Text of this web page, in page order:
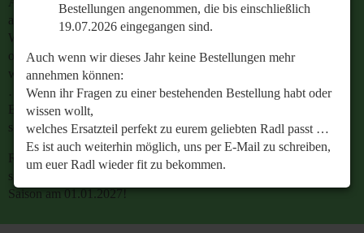
Bestellungen angenommen, die bis einschließlich
19.07.2026 eingegangen sind.
Auch wenn wir dieses Jahr keine Bestellungen mehr
annehmen können:
Wenn ihr Fragen zu einer bestehenden Bestellung habt oder
wissen wollt,
welches Ersatzteil perfekt zu eurem geliebten Radl passt …
Es ist auch weiterhin möglich, uns per E-Mail zu schreiben,
um euer Radl wieder fit zu bekommen.
Retrobike wünscht euch eine gesunde Radlzeit und freut
annehmen können:
Wenn ihr Fragen zu einer bestehenden Bestellung habt
oder wissen wollt,
welches Ersatzteil perfekt zu eurem geliebten Radl passt
…
Es ist auch weiterhin möglich, uns per E-Mail zu
schreiben, um euer Radl wieder fit zu bekommen.
Retrobike wünscht euch eine gesunde Radlzeit und freut
sich schon jetzt auf den gemeinsamen Start in die neue
Saison am 01.01.2027!